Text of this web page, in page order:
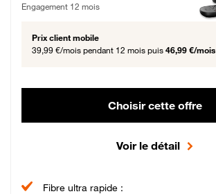
Engagement 12 mois
Prix client mobile
39,99 €/mois pendant 12 mois puis 46,99 €/mois
Choisir cette offre
Voir le détail
Fibre ultra rapide :